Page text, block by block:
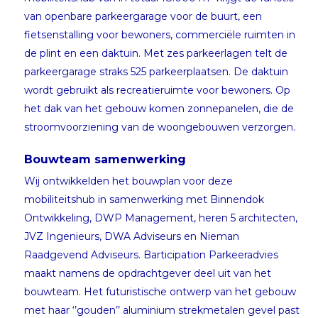
van openbare parkeergarage voor de buurt, een
fietsenstalling voor bewoners, commerciële ruimten in
de plint en een daktuin. Met zes parkeerlagen telt de
parkeergarage straks 525 parkeerplaatsen. De daktuin
wordt gebruikt als recreatieruimte voor bewoners. Op
het dak van het gebouw komen zonnepanelen, die de
stroomvoorziening van de woongebouwen verzorgen.
Bouwteam samenwerking
Wij ontwikkelden het bouwplan voor deze
mobiliteitshub in samenwerking met Binnendok
Ontwikkeling, DWP Management, heren 5 architecten,
JVZ Ingenieurs, DWA Adviseurs en Nieman
Raadgevend Adviseurs. Barticipation Parkeeradvies
maakt namens de opdrachtgever deel uit van het
bouwteam. Het futuristische ontwerp van het gebouw
met haar ‘’gouden’’ aluminium strekmetalen gevel past